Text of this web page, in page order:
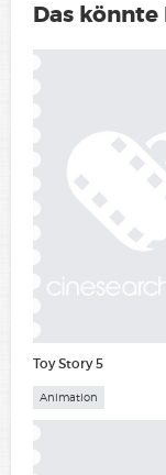
Das könnte
Toy Story 5
Animation